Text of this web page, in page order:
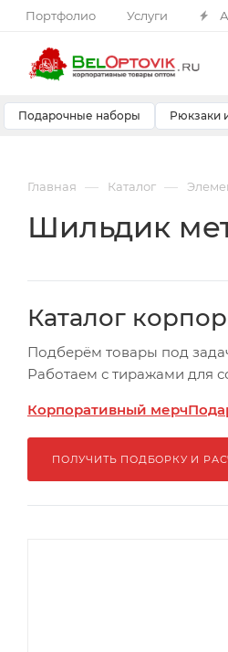
Портфолио Услуги
Подарочные наборы Рюкзаки
Главная — Каталог —
Шильдик
Каталог
Подберём товары под
Работаем с тиражами для
Корпоративный мерч
ПОЛУЧИТЬ ПОДБОРКУ И